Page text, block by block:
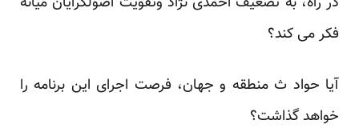
فکر می کند؟
آیا حواد ث منطقه و جهان، فرصت اجرای این برنامه را
خواهد گذاشت؟